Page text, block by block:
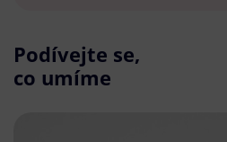
Podívejte se,
co umíme